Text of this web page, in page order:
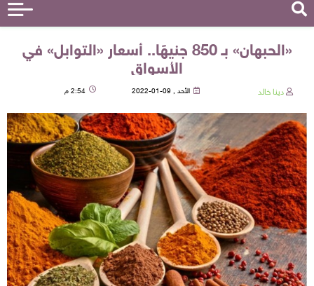
«الحبهان» بـ 850 جنيهًا.. أسعار «التوابل» في
الأسواق
دينا خالد الأحد , 09-01-2022 2:54 م